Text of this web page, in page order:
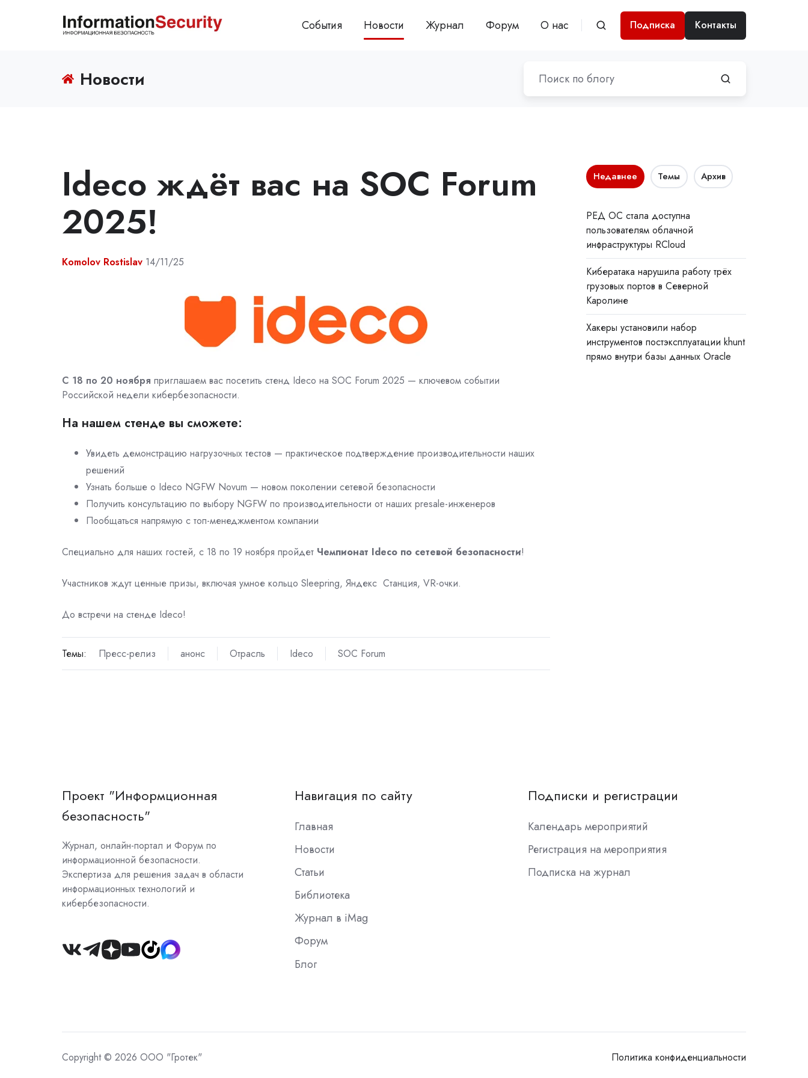
События Новости Журнал Форум О нас Подписка Контакты
Новости
Ideco ждёт вас на SOC Forum
2025!
Komolov Rostislav 14/11/25
С 18 по 20 ноября приглашаем вас посетить стенд Ideco на SOC Forum 2025 — ключевом событии
Российской недели кибербезопасности.
На нашем стенде вы сможете:
Увидеть демонстрацию нагрузочных тестов — практическое подтверждение производительности наших
решений
Узнать больше о Ideco NGFW Novum — новом поколении сетевой безопасности
Получить консультацию по выбору NGFW по производительности от наших presale-инженеров
Пообщаться напрямую с топ-менеджментом компании
Специально для наших гостей, с 18 по 19 ноября пройдет Чемпионат Ideco по сетевой безопасности!
Участников ждут ценные призы, включая умное кольцо Sleepring, Яндекс Станция, VR-очки.
До встречи на стенде Ideco!
Темы: Пресс-релиз анонс Отрасль Ideco SOC Forum
Недавнее Темы Архив
РЕД ОС стала доступна
пользователям облачной
инфраструктуры RCloud
Кибератака нарушила работу трёх
грузовых портов в Северной
Каролине
Хакеры установили набор
инструментов постэксплуатации khunt
прямо внутри базы данных Oracle
Проект "Информционная
безопасность"
Журнал, онлайн-портал и Форум по
информационной безопасности.
Экспертиза для решения задач в области
информационных технологий и
кибербезопасности.
Join
Навигация по сайту
Главная
Новости
Статьи
Библиотека
Журнал в iMag
Форум
Блог
Подписки и регистрации
Календарь мероприятий
Регистрация на мероприятия
Подписка на журнал
Copyright © 2026 ООО "Гротек" Политика конфиденциальности